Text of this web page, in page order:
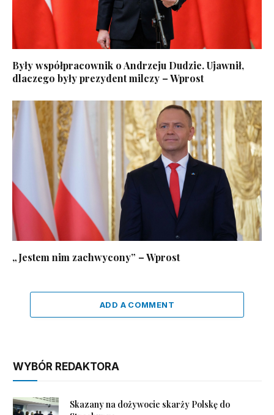
Były współpracownik o Andrzeju Dudzie. Ujawnił,
dlaczego były prezydent milczy – Wprost
„Jestem nim zachwycony” – Wprost
ADD A COMMENT
WYBÓR REDAKTORA
Skazany na dożywocie skarży Polskę do